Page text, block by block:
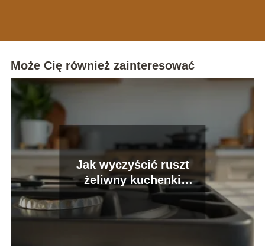
Może Cię również zainteresować
Jak wyczyścić ruszt
żeliwny kuchenki
gazowej?